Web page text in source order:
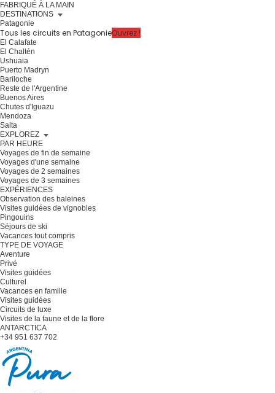
FABRIQUÉ À LA MAIN
DESTINATIONS
Patagonie
Tous les circuits en PatagonieOuvrez !
El Calafate
El Chaltén
Ushuaia
Puerto Madryn
Bariloche
Reste de l'Argentine
Buenos Aires
Chutes d'Iguazu
Mendoza
Salta
EXPLOREZ
PAR HEURE
Voyages de fin de semaine
Voyages d'une semaine
Voyages de 2 semaines
Voyages de 3 semaines
EXPÉRIENCES
Observation des baleines
Visites guidées de vignobles
Pingouins
Séjours de ski
Vacances tout compris
TYPE DE VOYAGE
Aventure
Privé
Visites guidées
Culturel
Vacances en famille
Visites guidées
Circuits de luxe
Visites de la faune et de la flore
ANTARCTICA
+34 951 637 702